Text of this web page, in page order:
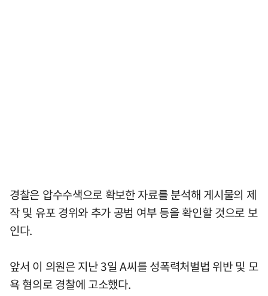
경찰은 압수수색으로 확보한 자료를 분석해 게시물의 제
작 및 유포 경위와 추가 공범 여부 등을 확인할 것으로 보
인다.
앞서 이 의원은 지난 3일 A씨를 성폭력처벌법 위반 및 모
욕 혐의로 경찰에 고소했다.